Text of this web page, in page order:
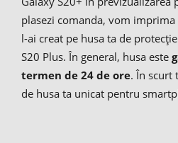
plasezi comanda, vom
l-ai creat pe husa ta de
S20 Plus. În general, husa este
termen de 24 de ore. În scurt
de husa ta unicat pentru